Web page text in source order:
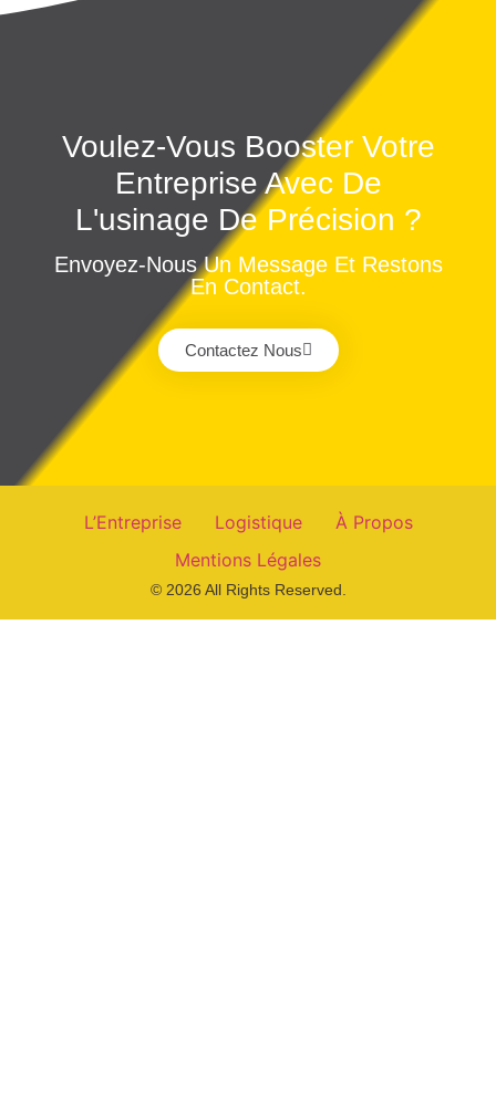
Voulez-Vous Booster Votre
Entreprise Avec De
L'usinage De Précision ?
Envoyez-Nous Un Message Et Restons
En Contact.
Contactez Nous
L’Entreprise Logistique
À Propos
Mentions Légales
© 2026 All Rights Reserved.